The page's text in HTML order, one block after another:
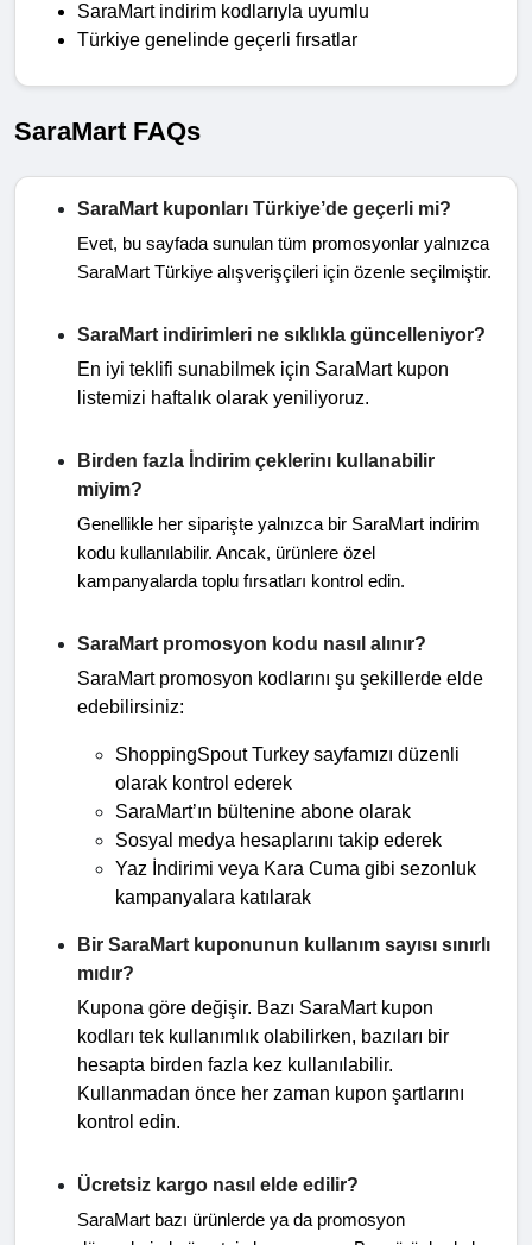
SaraMart indirim kodlarıyla uyumlu
Türkiye genelinde geçerli fırsatlar
SaraMart FAQs
SaraMart kuponları Türkiye’de geçerli mi?
Evet, bu sayfada sunulan tüm promosyonlar yalnızca
SaraMart Türkiye alışverişçileri için özenle seçilmiştir.
SaraMart indirimleri ne sıklıkla güncelleniyor?
En iyi teklifi sunabilmek için SaraMart kupon
listemizi haftalık olarak yeniliyoruz.
Birden fazla İndirim çeklerinı kullanabilir
miyim?
Genellikle her siparişte yalnızca bir SaraMart indirim
kodu kullanılabilir. Ancak, ürünlere özel
kampanyalarda toplu fırsatları kontrol edin.
SaraMart promosyon kodu nasıl alınır?
SaraMart promosyon kodlarını şu şekillerde elde
edebilirsiniz:
ShoppingSpout Turkey sayfamızı düzenli
olarak kontrol ederek
SaraMart’ın bültenine abone olarak
Sosyal medya hesaplarını takip ederek
Yaz İndirimi veya Kara Cuma gibi sezonluk
kampanyalara katılarak
Bir SaraMart kuponunun kullanım sayısı sınırlı
mıdır?
Kupona göre değişir. Bazı SaraMart kupon
kodları tek kullanımlık olabilirken, bazıları bir
hesapta birden fazla kez kullanılabilir.
Kullanmadan önce her zaman kupon şartlarını
kontrol edin.
Ücretsiz kargo nasıl elde edilir?
SaraMart bazı ürünlerde ya da promosyon